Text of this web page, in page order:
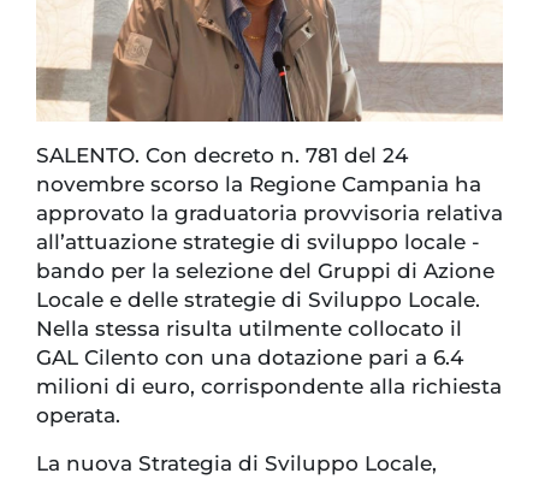
SALENTO. Con decreto n. 781 del 24
novembre scorso la Regione Campania ha
approvato la graduatoria provvisoria relativa
all’attuazione strategie di sviluppo locale -
bando per la selezione del Gruppi di Azione
Locale e delle strategie di Sviluppo Locale.
Nella stessa risulta utilmente collocato il
GAL Cilento con una dotazione pari a 6.4
milioni di euro, corrispondente alla richiesta
operata.
La nuova Strategia di Sviluppo Locale,